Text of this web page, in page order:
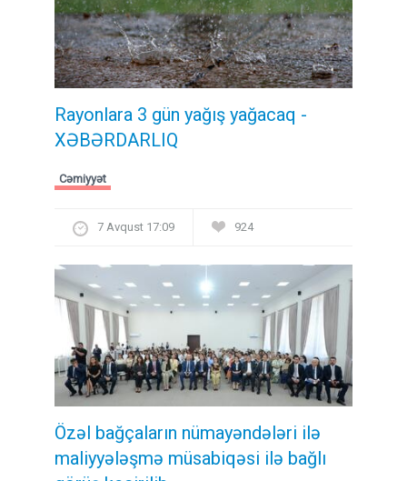
Rayonlara 3 gün yağış yağacaq -
XƏBƏRDARLIQ
Cəmiyyət
7 Avqust 17:09 924
Özəl bağçaların nümayəndələri ilə
maliyyələşmə müsabiqəsi ilə bağlı